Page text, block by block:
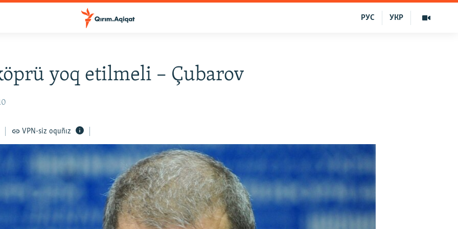
УКР
РУС
yoq etilmeli – Çubarov
VPN-siz oquñız